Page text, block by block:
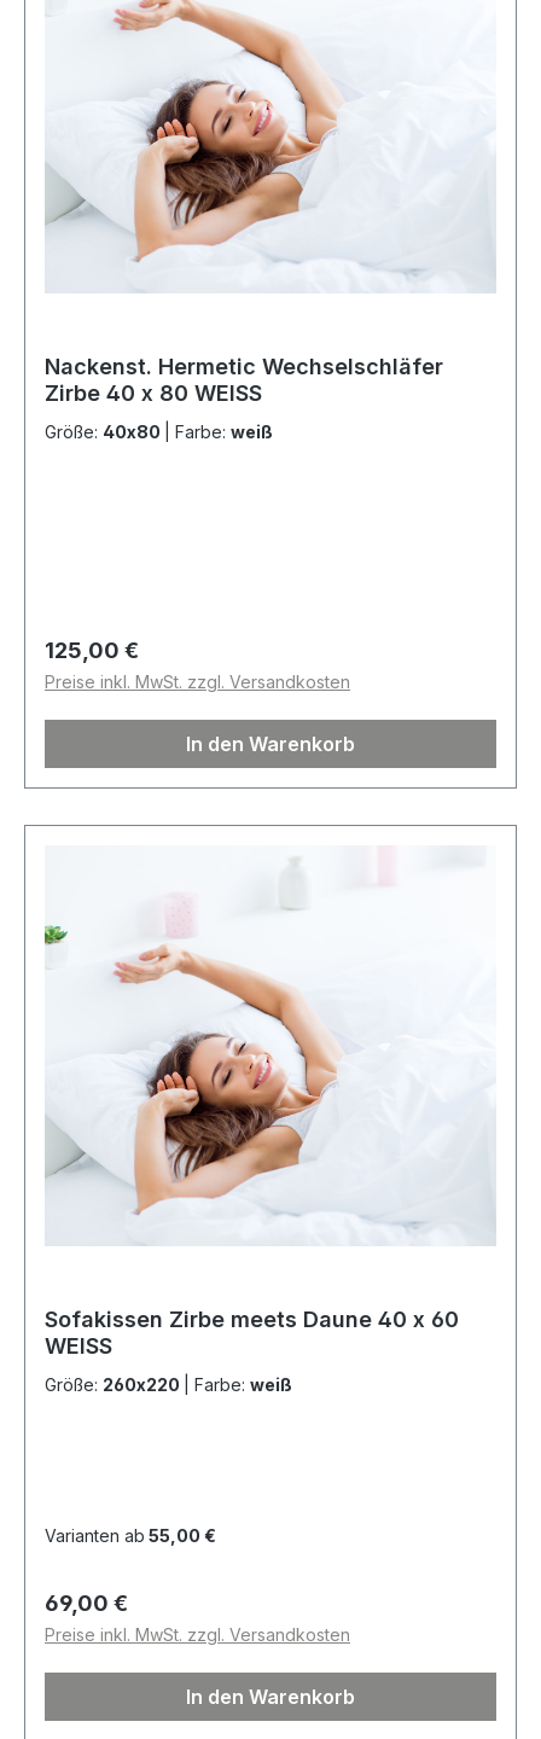
Nackenst. Hermetic Wechselschläfer
Zirbe 40 x 80 WEISS
Größe: 40x80 Farbe: weiß
Regulärer Preis:
125,00 €
Preise inkl. MwSt. zzgl. Versandkosten
In den Warenkorb
Sofakissen Zirbe meets Daune 40 x 60
WEISS
Größe: 260x220 Farbe: weiß
Varianten ab 55,00 €
Regulärer Preis:
69,00 €
Preise inkl. MwSt. zzgl. Versandkosten
In den Warenkorb